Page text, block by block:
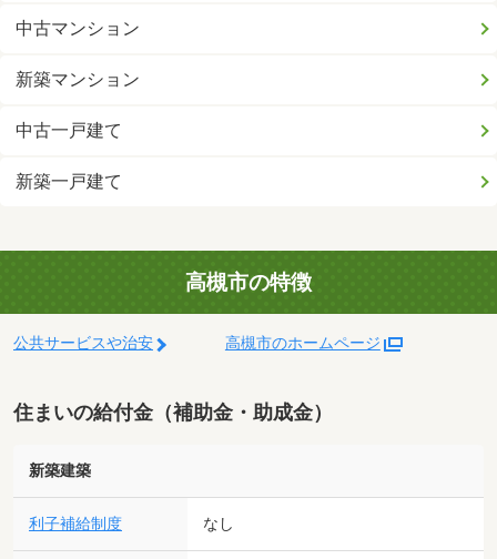
中古マンション
新築マンション
中古一戸建て
新築一戸建て
高槻市の特徴
公共サービスや治安 高槻市のホームページ
住まいの給付金（補助金・助成金）
新築建築
利子補給制度 なし